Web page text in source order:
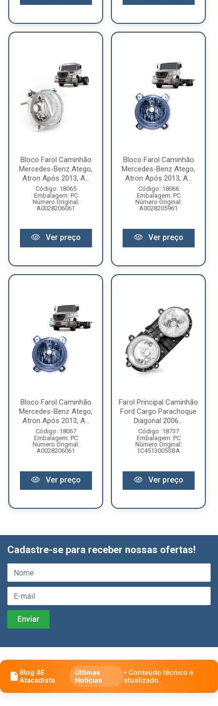
Bloco Farol Caminhão
Mercedes-Benz Atego,
Atron Após 2013, A...
Código: 18065
Embalagem: PC
Número Original:
A0028206061
Ver preço
Bloco Farol Caminhão
Mercedes-Benz Atego,
Atron Após 2013, A...
Código: 18066
Embalagem: PC
Número Original:
A0028205961
Ver preço
Bloco Farol Caminhão
Mercedes-Benz Atego,
Atron Após 2013, A...
Código: 18067
Embalagem: PC
Número Original:
A0028206061
Ver preço
Farol Principal Caminhão
Ford Cargo Parachoque
Diagonal 2006...
Código: 18737
Embalagem: PC
Número Original:
1C4513005SBA
Ver preço
Cadastre-se para receber nossas ofertas!
Blog 4E
Atacadista
Últimas
Notícias
• Conteúdo técnico e
atualizado.